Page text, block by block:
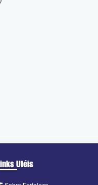
Utéis